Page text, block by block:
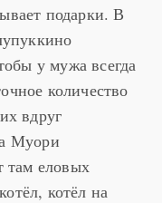
подарки. В
у мужа всегда
количество
вдруг
Муори
там еловых
котёл на